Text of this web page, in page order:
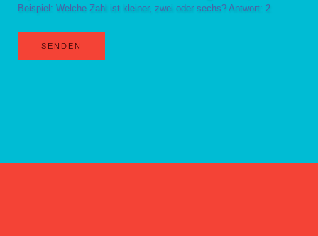
Beispiel: Welche Zahl ist kleiner, zwei oder sechs? Antwort: 2